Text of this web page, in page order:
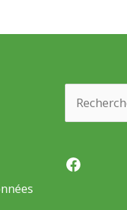
Facebook